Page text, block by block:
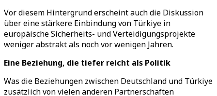
Vor diesem Hintergrund erscheint auch die Diskussion
über eine stärkere Einbindung von Türkiye in
europäische Sicherheits- und Verteidigungsprojekte
weniger abstrakt als noch vor wenigen Jahren.
Eine Beziehung, die tiefer reicht als Politik
Was die Beziehungen zwischen Deutschland und Türkiye
zusätzlich von vielen anderen Partnerschaften